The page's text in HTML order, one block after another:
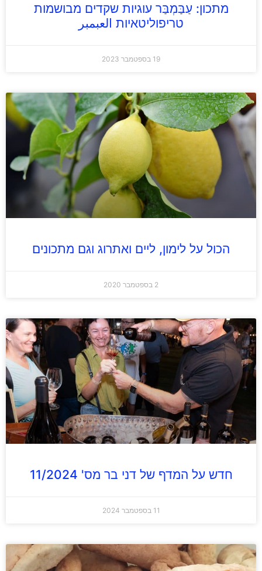
מתכון: עַבַּמְבַּר עוגיות שקדים מבושמות
טריפוליטאיות العبمبر
19 בספטמבר 2023
הכול על לימון, ליים ואתרוג וגם מתכונים
2 בספטמבר 2020
חדש על המדף של דני בר מס' 11/2024
11 בספטמבר 2024